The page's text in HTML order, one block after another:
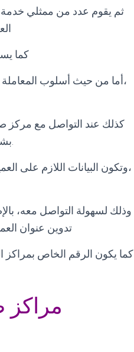
ثم يقوم عدد من ممثلي
كما
،أما من حيث أسلوب
كذلك عند التواصل مع مركز
،وتكون البيانات اللازم على
وذلك لسهولة التواصل معه،
تدوين عنوان
كما يكون الرقم الخاص بمراكز
مراكز